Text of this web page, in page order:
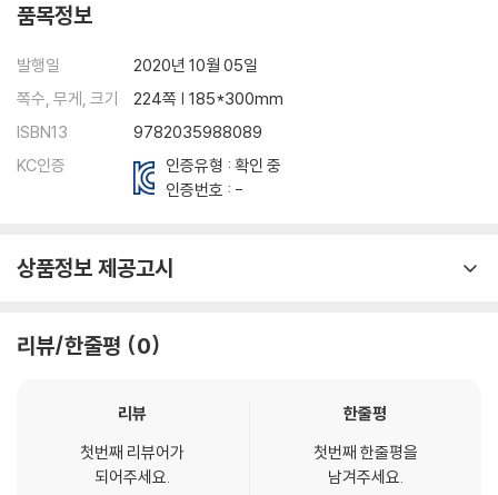
Lexique coréen- français
Lexique français- coréen
품목정보
발행일
2020년 10월 05일
쪽수, 무게, 크기
224쪽 | 185*300mm
ISBN13
9782035988089
KC인증
인증유형 : 확인 중
인증번호 : -
상품정보 제공고시
리뷰/한줄평 0
리뷰
첫번째 리뷰어가
되어주세요.
한줄평
첫번째 한줄평을
남겨주세요.